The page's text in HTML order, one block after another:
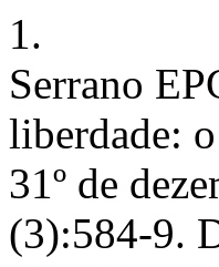
1.
Serrano
liberdade:
31º de
(3):584-9.